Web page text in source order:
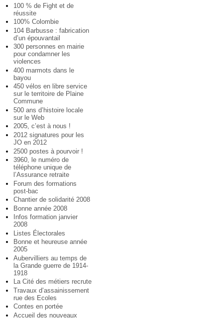
100 % de Fight et de
réussite
100% Colombie
104 Barbusse : fabrication
d’un épouvantail
300 personnes en mairie
pour condamner les
violences
400 marmots dans le
bayou
450 vélos en libre service
sur le territoire de Plaine
Commune
500 ans d’histoire locale
sur le Web
2005, c’est à nous !
2012 signatures pour les
JO en 2012
2500 postes à pourvoir !
3960, le numéro de
téléphone unique de
l’Assurance retraite
Forum des formations
post-bac
Chantier de solidarité 2008
Bonne année 2008
Infos formation janvier
2008
Listes Électorales
Bonne et heureuse année
2005
Aubervilliers au temps de
la Grande guerre de 1914-
1918
La Cité des métiers recrute
Travaux d’assainissement
rue des Ecoles
Contes en portée
Accueil des nouveaux